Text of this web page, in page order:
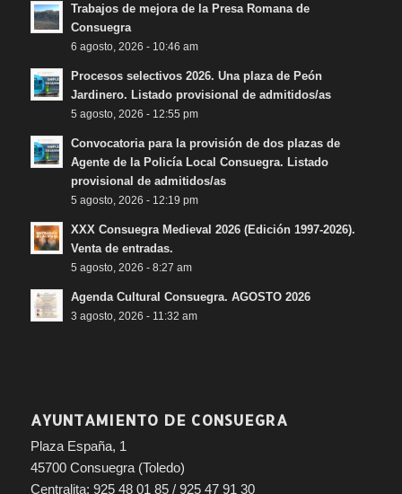
Trabajos de mejora de la Presa Romana de
Consuegra
6 agosto, 2026 - 10:46 am
Procesos selectivos 2026. Una plaza de Peón
Jardinero. Listado provisional de admitidos/as
5 agosto, 2026 - 12:55 pm
Convocatoria para la provisión de dos plazas de
Agente de la Policía Local Consuegra. Listado
provisional de admitidos/as
5 agosto, 2026 - 12:19 pm
XXX Consuegra Medieval 2026 (Edición 1997-2026).
Venta de entradas.
5 agosto, 2026 - 8:27 am
Agenda Cultural Consuegra. AGOSTO 2026
3 agosto, 2026 - 11:32 am
AYUNTAMIENTO DE CONSUEGRA
Plaza España, 1
45700 Consuegra (Toledo)
Centralita: 925 48 01 85 / 925 47 91 30